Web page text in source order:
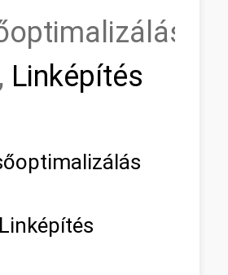
Linképítés
Linképítés